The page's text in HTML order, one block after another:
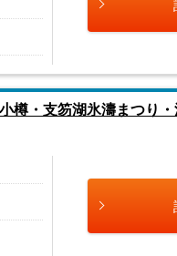
樽・支笏湖氷濤まつり